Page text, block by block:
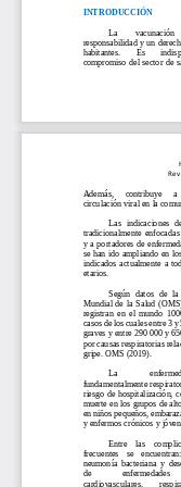
INTRODUCCIÓN
La vacunación
responsabilidad y un
habitantes.
Es
compromiso del sector de
Además,
contribuye a
circulación viral en la
Las  indicaciones
tradicionalmente
y  a  portadores  de
se han  ido ampliando en
indicados  actualmente  a
etarios.
Según  datos  de  la
Mundial  de  la  Salud
registran  en  el  mundo
casos de los cuales entre 3
graves y entre 290 000 y
por causas respiratorias
gripe. OMS (2019).
La
fundamentalmente
riesgo  de  hospitalización,
muerte en los grupos de
en niños pequeños,
y enfermos crónicos y
Entre    las
frecuentes    se
neumonía  bacteriana  y
de
enfermedades
cardiovasculares,